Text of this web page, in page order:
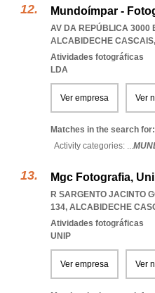
Mundoímpar -
AV DA REPÚBLICA 3000
ALCABIDECHE CASCAIS,
Atividades fotográficas
LDA
Ver empresa Ver
Matches in the search for:
Activity categories: ...
Mgc Fotografia,
R SARGENTO JACINTO
134, ALCABIDECHE
Atividades fotográficas
UNIP
Ver empresa Ver